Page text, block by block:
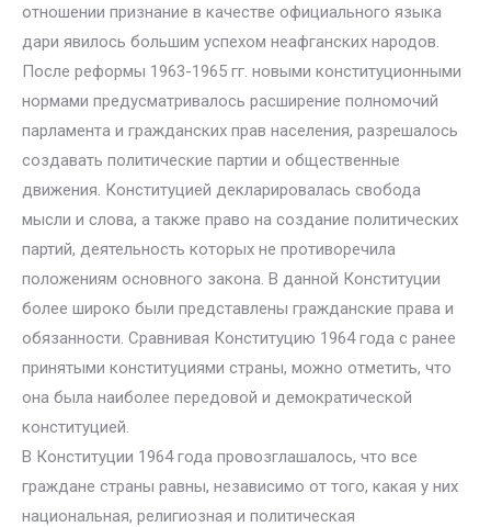
отношении признание в качестве официального языка
дари явилось большим успехом неафганских народов.
После реформы 1963-1965 гг. новыми конституционными
нормами предусматривалось расширение полномочий
парламента и гражданских прав населения, разрешалось
создавать политические партии и общественные
движения. Конституцией декларировалась свобода
мысли и слова, а также право на создание политических
партий, деятельность которых не противоречила
положениям основного закона. В данной Конституции
более широко были представлены гражданские права и
обязанности. Сравнивая Конституцию 1964 года с ранее
принятыми конституциями страны, можно отметить, что
она была наиболее передовой и демократической
конституцией.
В Конституции 1964 года провозглашалось, что все
граждане страны равны, независимо от того, какая у них
национальная, религиозная и политическая